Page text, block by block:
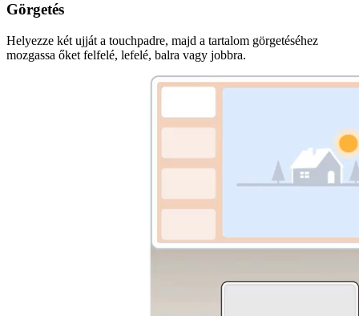
Görgetés
Helyezze két ujját a touchpadre, majd a tartalom görgetéséhez
mozgassa őket felfelé, lefelé, balra vagy jobbra.